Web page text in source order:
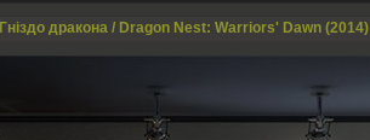
Гніздо дракона / Dragon Nest: Warriors' Dawn (2014)